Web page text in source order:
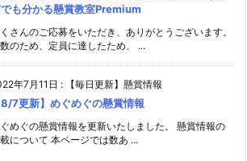
でも分かる懸賞教室Premium
さんのご応募をいただき、ありがとうございます。
のため、定員に達したため、 ...
年7月11日 : 【毎日更新】懸賞情報
8/7更新】めぐめぐの懸賞情報
めぐの懸賞情報を更新いたしました。 懸賞情報の
について 本ページでは数あ ...